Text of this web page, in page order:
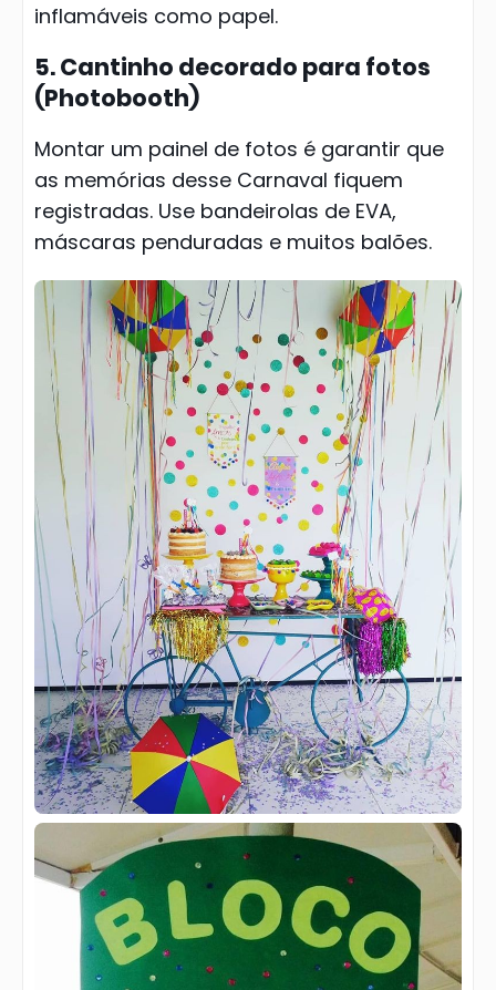
inflamáveis como papel.
5. Cantinho decorado para fotos
(Photobooth)
Montar um painel de fotos é garantir que
as memórias desse Carnaval fiquem
registradas. Use bandeirolas de EVA,
máscaras penduradas e muitos balões.